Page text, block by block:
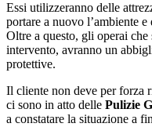
Essi utilizzeranno delle
portare a nuovo l’ambiente
Oltre a questo, gli operai che
intervento, avranno un
protettive.
Il cliente non deve per forza
ci sono in atto delle Pulizie
a constatare la situazione a